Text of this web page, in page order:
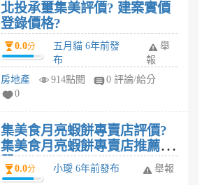
北投承璽集美評價? 建案實價
登錄價格?
0.0分
五月貓 6年前發
布
舉
報
房地產
914點閱
0 評論/給分
0
集美食月亮蝦餅專賣店評價?
集美食月亮蝦餅專賣店推薦菜
單?0.0分 小璦 6年前發布 舉報